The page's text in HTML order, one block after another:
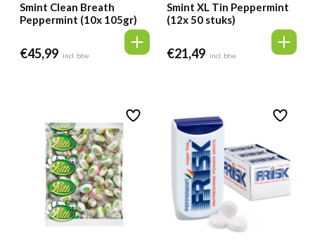
Smint Clean Breath
Peppermint (10x 105gr)
€45,99 incl. btw
Smint XL Tin Peppermint
(12x 50 stuks)
€21,49 incl. btw